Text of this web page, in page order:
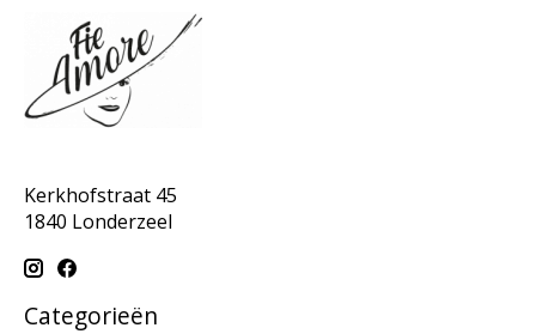
Kerkhofstraat 45
1840 Londerzeel
Categorieën